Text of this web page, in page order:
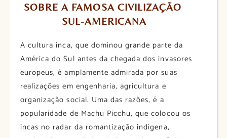
SOBRE A FAMOSA CIVILIZAÇÃO
SUL-AMERICANA
A cultura inca, que dominou grande parte da
América do Sul antes da chegada dos invasores
europeus, é amplamente admirada por suas
realizações em engenharia, agricultura e
organização social. Uma das razões, é a
popularidade de Machu Picchu, que colocou os
incas no radar da romantização indígena,